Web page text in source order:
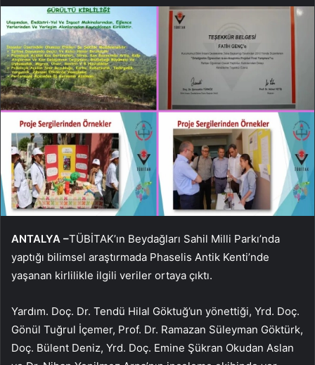
ANTALYA –TÜBİTAK’ın Beydağları Sahil Milli Parkı’nda
yaptığı bilimsel araştırmada Phaselis Antik Kenti’nde
yaşanan kirlilikle ilgili veriler ortaya çıktı.
Yardım. Doç. Dr. Tendü Hilal Göktuğ’un yönettiği, Yrd. Doç.
Gönül Tuğrul İçemer, Prof. Dr. Ramazan Süleyman Göktürk,
Doç. Bülent Deniz, Yrd. Doç. Emine Şükran Okudan Aslan